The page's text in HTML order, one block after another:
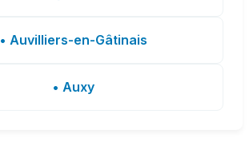
• Auvilliers-en-Gâtinais
• Auxy